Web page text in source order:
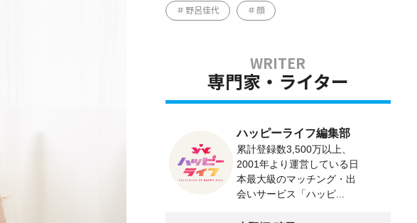
野呂佳代 顔
専門家・ライター
ハッピーライフ編集部
累計登録数3,500万以上、
2001年より運営している日
本最大級のマッチング・出
会いサービス「ハッピ...